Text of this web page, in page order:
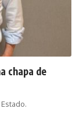
chapa de